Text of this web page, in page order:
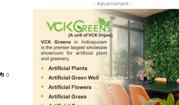
0
- Advertisment -